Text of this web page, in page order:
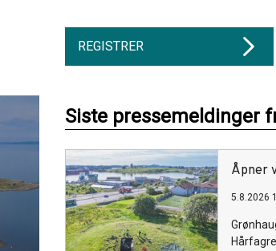
REGISTRER
Siste pressemeldinger
Åpner
5.8.2026